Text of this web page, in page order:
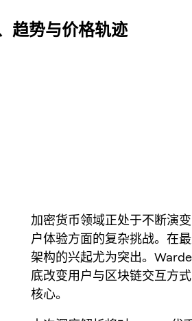
趋势与价格轨迹
加密货币领域正处于不断演
户体验方面的复杂挑战。在
架构的兴起尤为突出。
底改变用户与区块链交互方
核心。